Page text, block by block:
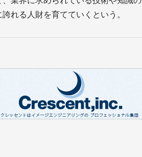
れる人財を育てていくという。